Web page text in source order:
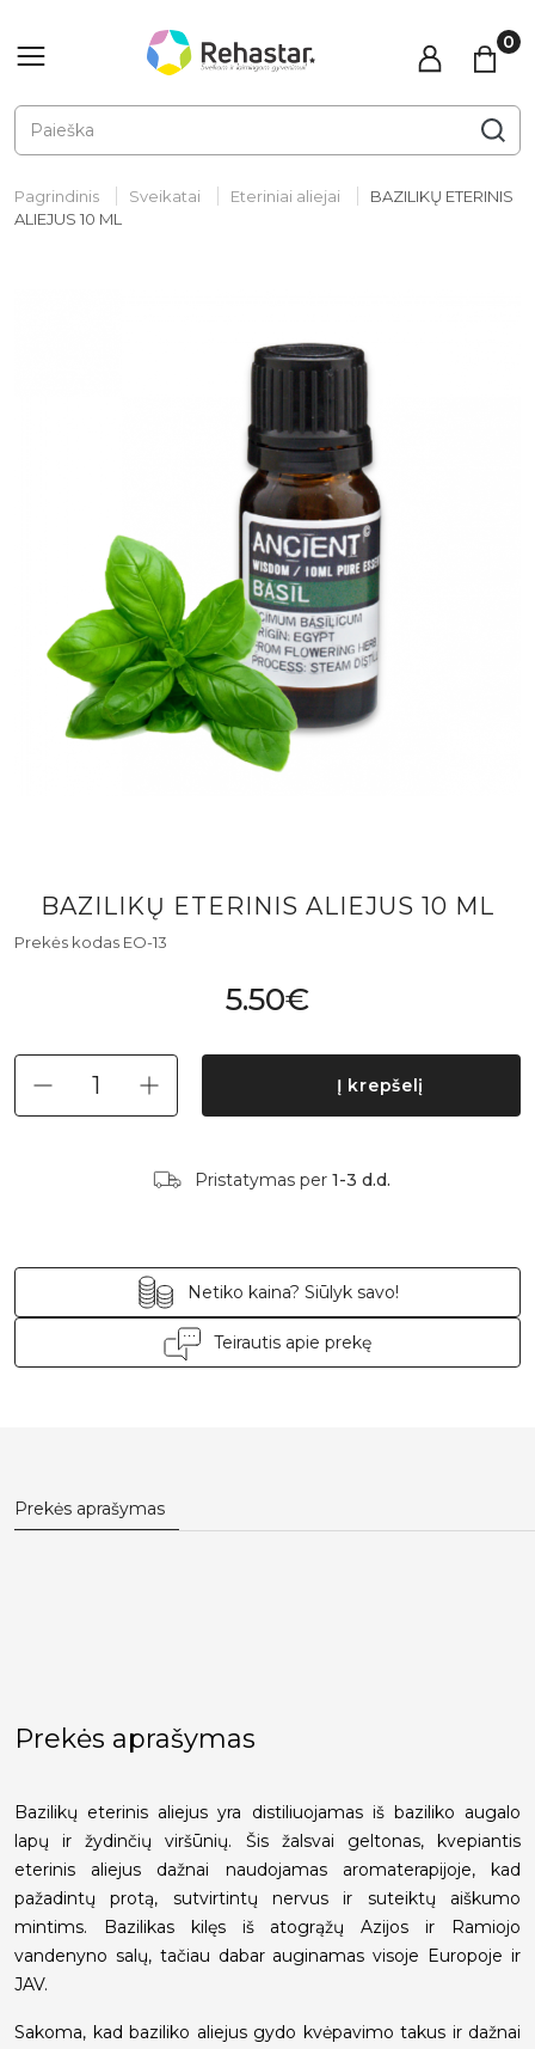
Pagrindinis Sveikatai Eteriniai aliejai
BAZILIKŲ ETERINIS
ALIEJUS 10 ML
BAZILIKŲ ETERINIS ALIEJUS 10 ML
Prekės kodas EO-13
5.50€
Į krepšelį
Pristatymas per 1-3 d.d.
Netiko kaina? Siūlyk savo!
Teirautis apie prekę
Prekės aprašymas
Prekės aprašymas
Bazilikų eterinis aliejus yra distiliuojamas iš baziliko augalo
lapų ir žydinčių viršūnių. Šis žalsvai geltonas, kvepiantis
eterinis aliejus dažnai naudojamas aromaterapijoje, kad
pažadintų protą, sutvirtintų nervus ir suteiktų aiškumo
mintims. Bazilikas kilęs iš atogrąžų Azijos ir Ramiojo
vandenyno salų, tačiau dabar auginamas visoje Europoje ir
JAV.
Sakoma, kad baziliko aliejus gydo kvėpavimo takus ir dažnai